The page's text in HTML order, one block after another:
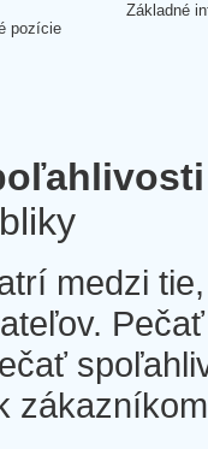
pozície
Základné
medzi